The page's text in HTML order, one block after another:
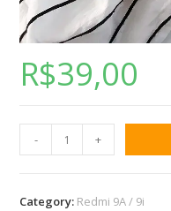
R$39,00
- +
Category: Redmi 9A / 9i